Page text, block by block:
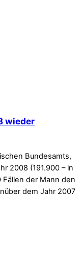
wieder
Bundesamts,
2008 (191.900 – in
Fällen der Mann den
dem Jahr 2007